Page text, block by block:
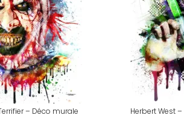
– Déco murale Herbert West